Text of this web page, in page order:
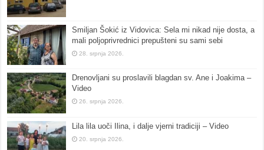
Smiljan Šokić iz Vidovica: Sela mi nikad nije dosta, a
mali poljoprivrednici prepušteni su sami sebi
28. srpnja 2026.
Drenovljani su proslavili blagdan sv. Ane i Joakima –
Video
26. srpnja 2026.
Lila lila uoči Ilina, i dalje vjerni tradiciji – Video
20. srpnja 2026.